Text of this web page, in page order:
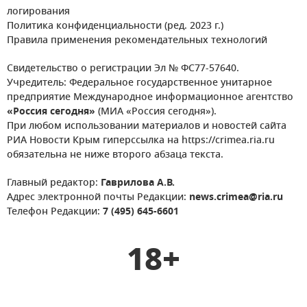
логирования
Политика конфиденциальности (ред. 2023 г.)
Правила применения рекомендательных технологий
Свидетельство о регистрации Эл № ФС77-57640.
Учредитель: Федеральное государственное унитарное
предприятие Международное информационное агентство
«Россия сегодня» (МИА «Россия сегодня»).
При любом использовании материалов и новостей сайта
РИА Новости Крым гиперссылка на https://crimea.ria.ru
обязательна не ниже второго абзаца текста.
Главный редактор: Гаврилова А.В.
Адрес электронной почты Редакции: news.crimea@ria.ru
Телефон Редакции: 7 (495) 645-6601
18+